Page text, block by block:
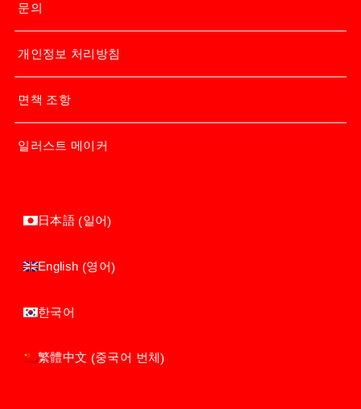
문의
개인정보 처리방침
면책 조항
일러스트 메이커
日本語 (일어)
English (영어)
한국어
繁體中文 (중국어 번체)